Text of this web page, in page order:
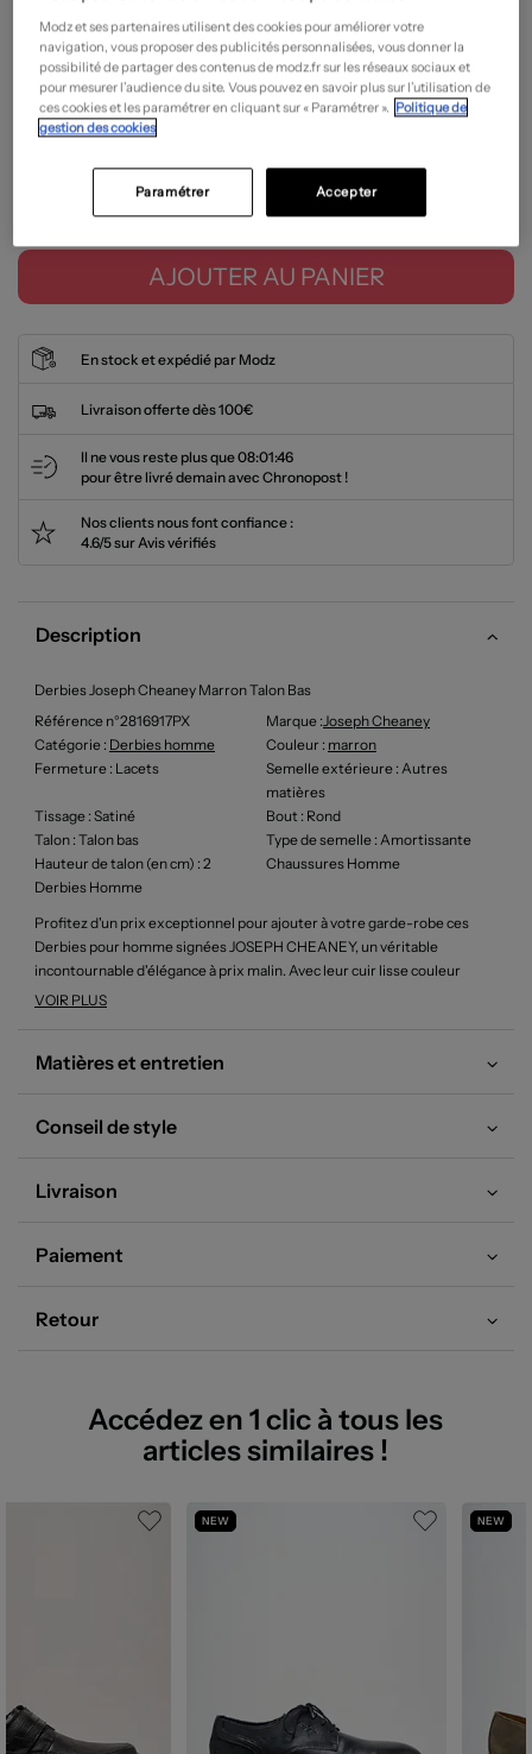
Derbies - Type de semelle amortissante- Outlet
295,00€
Prix boutique : 590,00€ -50% ?
Tailles disponibles
AJOUTER AU PANIER
En stock et expédié par Modz
Livraison offerte dès 100€
Il ne vous reste plus que08:01:45
pour être livré demain avec Chronopost !
Nos clients nous font confiance :
4.6/5 sur Avis vérifiés
Description
Derbies Joseph Cheaney Marron Talon Bas
Référence n°2816917PX
Marque :Joseph Cheaney
Catégorie : Derbies homme Couleur : marron
Fermeture : Lacets Semelle extérieure : Autres
matières
Tissage : Satiné Bout : Rond
Talon : Talon bas Type de semelle : Amortissante
Hauteur de talon (en cm) : 2
Chaussures Homme
Derbies Homme
Profitez d'un prix exceptionnel pour ajouter à votre garde-robe ces
Derbies pour homme signées JOSEPH CHEANEY, un véritable
incontournable d'élégance à prix malin. Avec leur cuir lisse couleur
cognac et leurs détails de perforations raffinées, ces chaussures
VOIR PLUS
Matières et entretien
Conseil de style
Livraison
Paiement
Retour
Accédez en 1 clic à tous les
articles similaires !
NEW NEW
Modz et ses partenaires utilisent des cookies pour améliorer votre
navigation, vous proposer des publicités personnalisées, vous donner la
possibilité de partager des contenus de modz.fr sur les réseaux sociaux et
pour mesurer l’audience du site. Vous pouvez en savoir plus sur l’utilisation de
ces cookies et les paramétrer en cliquant sur « Paramétrer ». Politique de
gestion des cookies
Accepter
Paramétrer